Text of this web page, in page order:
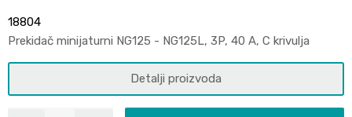
18804
Prekidač minijaturni NG125 - NG125L, 3P, 40 A, C krivulja
Detalji proizvoda